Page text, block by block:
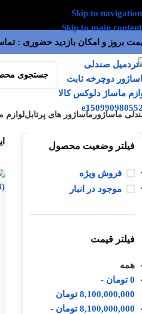
Skip to navigation
Skip to main content
بروز و امکان بازدید حضوری :
ماساژور ماساژور های پرتابللوازم
فیلتر وضعیت محصول
فروش ویژه
موجود در انبار
فیلتر قیمت
همه
0 تومان -
8,100,000,000 تومان
8,100,000,000 تومان -